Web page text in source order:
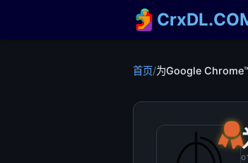
首页/为Google